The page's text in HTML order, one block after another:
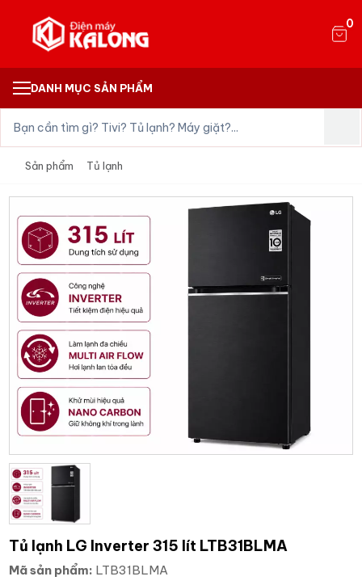
0
DANH MỤC SẢN PHẨM
Sản phẩm Tủ lạnh
Tủ lạnh LG Inverter 315 lít LTB31BLMA
Mã sản phẩm: LTB31BLMA